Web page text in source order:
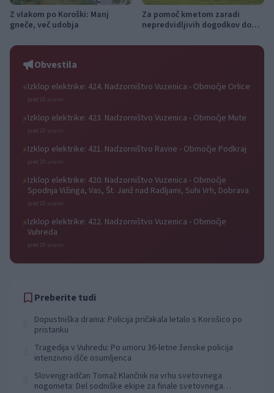
Z vlakom po Koroški: Manj
gneče, več udobja
Za pomoč kmetom zaradi
nepredvidljivih dogodkov do
Obvestila
⚡Izklop elektrike: 424. Nadzorništvo Vuzenica - Območje Orlice
pred 20 urami
⚡Izklop elektrike: 423. Nadzorništvo Vuzenica - Območje Mute
pred 20 urami
⚡Izklop elektrike: 421. Nadzorništvo Ravne - Območje Podkraj
pred 20 urami
⚡Izklop elektrike: 420. Nadzorništvo Vuzenica - Območje
Spodnja Vižinga, Vas, Št. Janž nad Radljami, Suhi Vrh, Dobrava
pred 20 urami
⚡Izklop elektrike: 422. Nadzorništvo Vuzenica - Območje
Vuhreda
pred 20 urami
Preberite tudi
Dopustniška drama: Policija pričakala letalo s Korošico po
pristanku
Tragedija v Vuhredu: Po umoru 36-letne ženske policija
intenzivno išče osumljenca
Slovenjgradčan Tomaž Klančnik na vrhu svetovnega
nogometa: Del sodniške ekipe za finale svetovnega